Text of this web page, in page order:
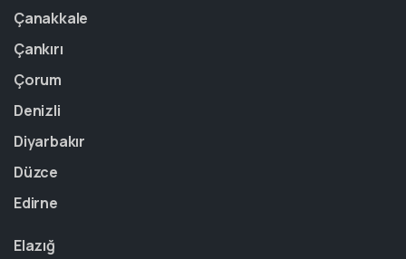
Çanakkale
Çankırı
Çorum
Denizli
Diyarbakır
Düzce
Edirne
Elazığ